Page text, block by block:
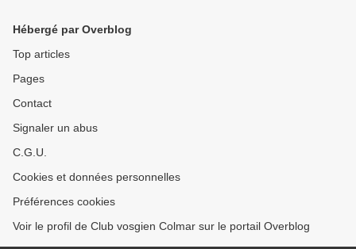
Hébergé par Overblog
Top articles
Pages
Contact
Signaler un abus
C.G.U.
Cookies et données personnelles
Préférences cookies
Voir le profil de Club vosgien Colmar sur le portail Overblog